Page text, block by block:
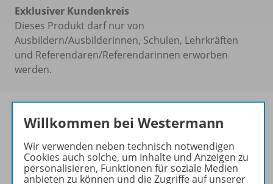
Exklusiver Kundenkreis
Dieses Produkt darf nur von
Ausbildern/Ausbilderinnen, Schulen, Lehrkräften
und Referendaren/Referendarinnen erworben
werden.
Einfach und problemlos
unterrichten
ERLEBNIS Mathematikist
Willkommen bei Westermann
Wir verwenden neben technisch notwendigen
Cookies auch solche, um Inhalte und Anzeigen zu
personalisieren, Funktionen für soziale Medien
anbieten zu können und die Zugriffe auf unserer